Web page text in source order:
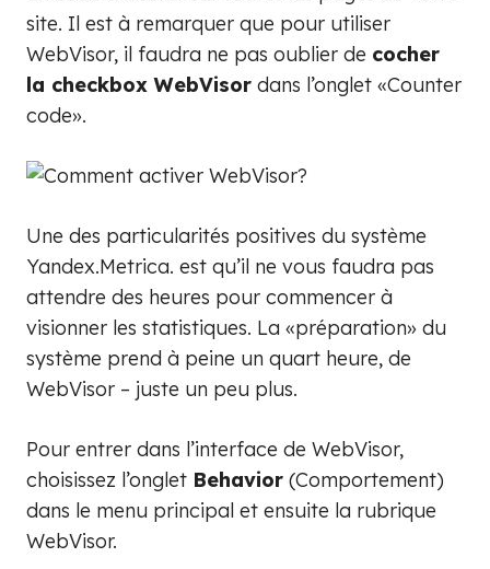
site. Il est à remarquer que pour utiliser
WebVisor, il faudra ne pas oublier de cocher
la checkbox WebVisor dans l’onglet «Counter
code».
Une des particularités positives du système
Yandex.Metrica. est qu’il ne vous faudra pas
attendre des heures pour commencer à
visionner les statistiques. La «préparation» du
système prend à peine un quart heure, de
WebVisor – juste un peu plus.
Pour entrer dans l’interface de WebVisor,
choisissez l’onglet Behavior (Comportement)
dans le menu principal et ensuite la rubrique
WebVisor.